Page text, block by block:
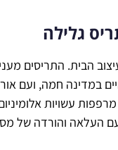
גלילה
הבית. התריסים
במדינה חמה, ועם
עשויות
העלאה והורדה של